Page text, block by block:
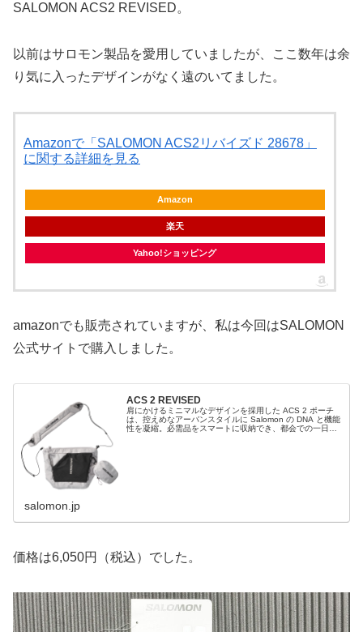
SALOMON ACS2 REVISED。
以前はサロモン製品を愛用していましたが、ここ数年は余
り気に入ったデザインがなく遠のいてました。
Amazonで「SALOMON ACS2リバイズド 28678」
に関する詳細を見る
Amazon
楽天
Yahoo!ショッピング
amazonでも販売されていますが、私は今回はSALOMON
公式サイトで購入しました。
ACS 2 REVISED
肩にかけるミニマルなデザインを採用した ACS 2 ポーチ
は、控えめなアーバンスタイルに Salomon の DNA と機能
性を凝縮。必需品をスマートに収納でき、都会での一日に
salomon.jp
価格は6,050円（税込）でした。